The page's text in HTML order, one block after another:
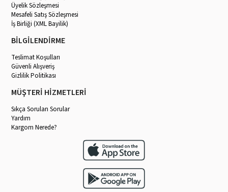
Üyelik Sözleşmesi
Mesafeli Satış Sözleşmesi
İş Birliği (XML Bayilik)
BİLGİLENDİRME
Teslimat Koşulları
Güvenli Alışveriş
Gizlilik Politikası
MÜŞTERİ HİZMETLERİ
Sıkça Sorulan Sorular
Yardım
Kargom Nerede?